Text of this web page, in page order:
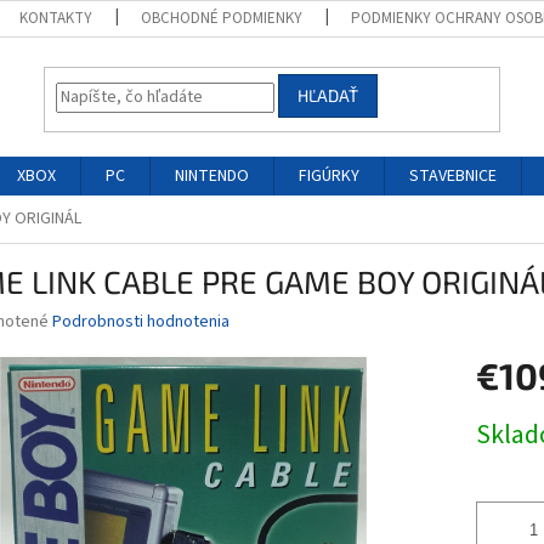
KONTAKTY OBCHODNÉ PODMIENKY PODMIENKY OCHRANY
HĽADAŤ
XBOX PC NINTENDO FIGÚRKY STAVEBNICE
ORIGINÁL
LINK CABLE PRE GAME BOY
Podrobnosti hodnotenia
cena: